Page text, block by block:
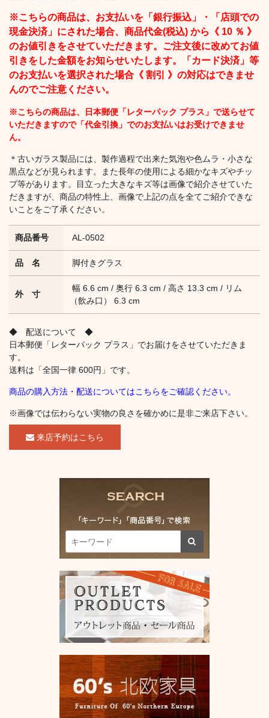
※こちらの商品は、お支払いを「銀行振込」・「店頭での
現金決済」にされた場合、商品代金(税込) から《 10 ％ 》
のお値引きをさせていただきます。ご注文後に改めてお値
引きをした金額をお知らせいたします。「カード決済」等
のお支払いを選択された場合《 割引 》の対応はできませ
んのでご注意ください。
※こちらの商品は、日本郵便「レターパック プラス」で送らせて
いただきますので「代金引換」でのお支払いはお受けできませ
ん。
＊古いガラス製品には、製作過程で出来た気泡や色ムラ・小さな
黒点などが見られます。また長年の使用による細かなキズやチッ
プ等があります。目立った大きなキズ等は画像で紹介させていた
だきますが、商品の特性上、画像で上記の点を全てご紹介できな
いことをご了承ください。
商品番号 AL-0502
品 名 脚付きグラス
外 寸
幅 6.6 cm / 奥行 6.3 cm / 高さ 13.3 cm / リム
（飲み口） 6.3 cm
◆ 配送について ◆
日本郵便「レターパック プラス」でお届けをさせていただきま
す。
送料は「全国一律 600円」です。
商品の購入方法・配送についてはこちらをご確認ください。
※画像では伝わらない実物の良さを確かめに是非ご来店下さい。
来店予約はこちら